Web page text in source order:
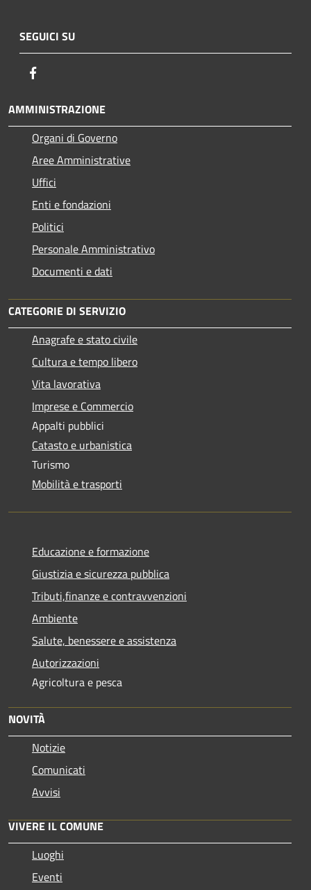
SEGUICI SU
AMMINISTRAZIONE
Organi di Governo
Aree Amministrative
Uffici
Enti e fondazioni
Politici
Personale Amministrativo
Documenti e dati
CATEGORIE DI SERVIZIO
Anagrafe e stato civile
Cultura e tempo libero
Vita lavorativa
Imprese e Commercio
Appalti pubblici
Catasto e urbanistica
Turismo
Mobilità e trasporti
Educazione e formazione
Giustizia e sicurezza pubblica
Tributi,finanze e contravvenzioni
Ambiente
Salute, benessere e assistenza
Autorizzazioni
Agricoltura e pesca
NOVITÀ
Notizie
Comunicati
Avvisi
VIVERE IL COMUNE
Luoghi
Eventi